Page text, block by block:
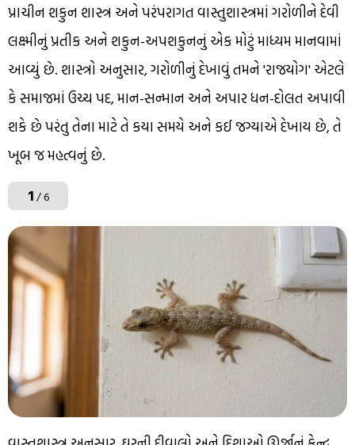
પ્રાચીન શકુન શાસ્ત્ર અને પરંપરાગત વાસ્તુશાસ્ત્રમાં ગરોળીને દેવી
લક્ષ્મીનું પ્રતીક અને શકુન-અપશકુનનું એક મોટું માધ્યમ માનવામાં
આવ્યું છે. શાસ્ત્રો અનુસાર, ગરોળીનું દેખાવું તમને 'રાજયોગ' એટલે
કે સમાજમાં ઉચ્ચ પદ, માન-સન્માન અને અપાર ધન-દોલત અપાવી
શકે છે પરંતુ તેના માટે તે કયા સમયે અને કઈ જગ્યાએ દેખાય છે, તે
ખૂબ જ મહત્વનું છે.
1/ 6